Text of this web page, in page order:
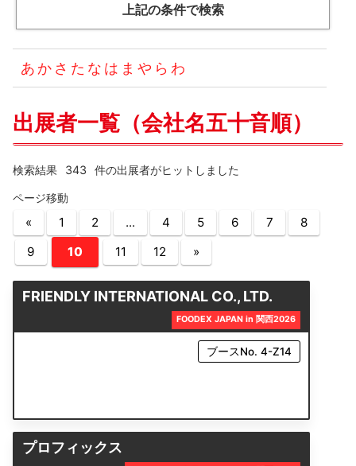
上記の条件で検索
あか さ た な は ま や ら わ
出展者一覧（会社名五十音順）
検索結果 343 件の出展者がヒットしました
ページ移動
« 1 2 ... 4 5 6 7
8
9
10 11 12 »
FRIENDLY INTERNATIONAL CO., LTD.
FOODEX JAPAN in 関西2026
ブースNo. 4-Z14
プロフィックス